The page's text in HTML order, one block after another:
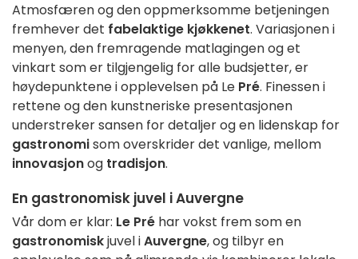
Atmosfæren og den oppmerksomme betjeningen
fremhever det fabelaktige kjøkkenet. Variasjonen i
menyen, den fremragende matlagingen og et
vinkart som er tilgjengelig for alle budsjetter, er
høydepunktene i opplevelsen på Le Pré. Finessen i
rettene og den kunstneriske presentasjonen
understreker sansen for detaljer og en lidenskap for
gastronomisom overskrider det vanlige, mellom
innovasjonog tradisjon.
En gastronomisk juvel i Auvergne
Vår dom er klar: Le Pré har vokst frem som en
gastronomiskjuvel iAuvergne, og tilbyr en